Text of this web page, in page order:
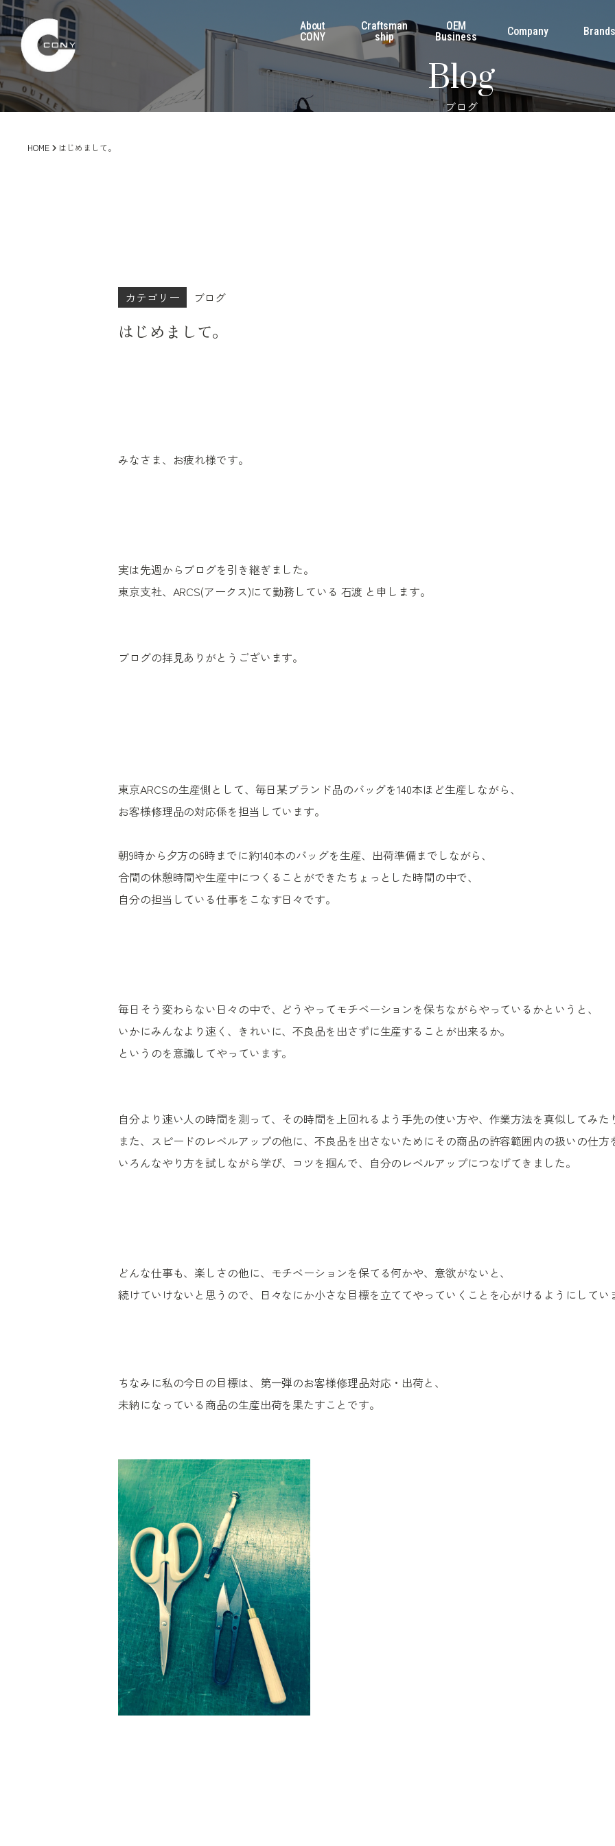
About
CONY
Craftsman
ship
OEM
Business
Company Brands
Blog
ブログ
HOME はじめまして。
カテゴリー ブログ
はじめまして。
みなさま、お疲れ様です。
実は先週からブログを引き継ぎました。
東京支社、ARCS(アークス)にて勤務している 石渡 と申します。
ブログの拝見ありがとうございます。
東京ARCSの生産側として、毎日某ブランド品のバッグを140本ほど生産しながら、
お客様修理品の対応係を担当しています。
朝9時から夕方の6時までに約140本のバッグを生産、出荷準備までしながら、
合間の休憩時間や生産中につくることができたちょっとした時間の中で、
自分の担当している仕事をこなす日々です。
毎日そう変わらない日々の中で、どうやってモチベーションを保ちながらやっているかというと、
いかにみんなより速く、きれいに、不良品を出さずに生産することが出来るか。
というのを意識してやっています。
自分より速い人の時間を測って、その時間を上回れるよう手先の使い方や、作業方法を真似してみた
また、スピードのレベルアップの他に、不良品を出さないためにその商品の許容範囲内の扱いの仕方
いろんなやり方を試しながら学び、コツを掴んで、自分のレベルアップにつなげてきました。
どんな仕事も、楽しさの他に、モチベーションを保てる何かや、意欲がないと、
続けていけないと思うので、日々なにか小さな目標を立ててやっていくことを心がけるようにしてい
ちなみに私の今日の目標は、第一弾のお客様修理品対応・出荷と、
未納になっている商品の生産出荷を果たすことです。